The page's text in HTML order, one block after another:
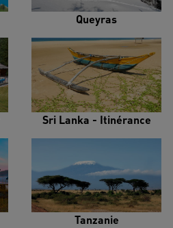
Queyras
Sri Lanka - Itinérance
Tanzanie